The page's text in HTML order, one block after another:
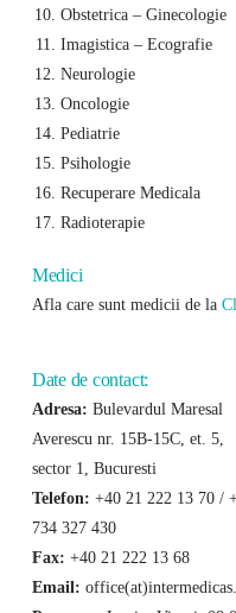
Obstetrica – Ginecologie
Imagistica – Ecografie
Neurologie
Oncologie
Pediatrie
Psihologie
Recuperare Medicala
Radioterapie
Medici
Afla care sunt medicii de la
Date de contact:
Adresa: Bulevardul Maresal
Averescu nr. 15B-15C, et. 5,
sector 1, Bucuresti
Telefon: +40 21 222 13 70 /
734 327 430
Fax: +40 21 222 13 68
Email: